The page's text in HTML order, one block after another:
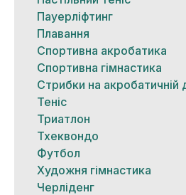
Пауерліфтинг
Плавання
Спортивна акробатика
Спортивна гімнастика
Стрибки на акробатичній
Теніс
Триатлон
Тхеквондо
Футбол
Художня гімнастика
Черліденг